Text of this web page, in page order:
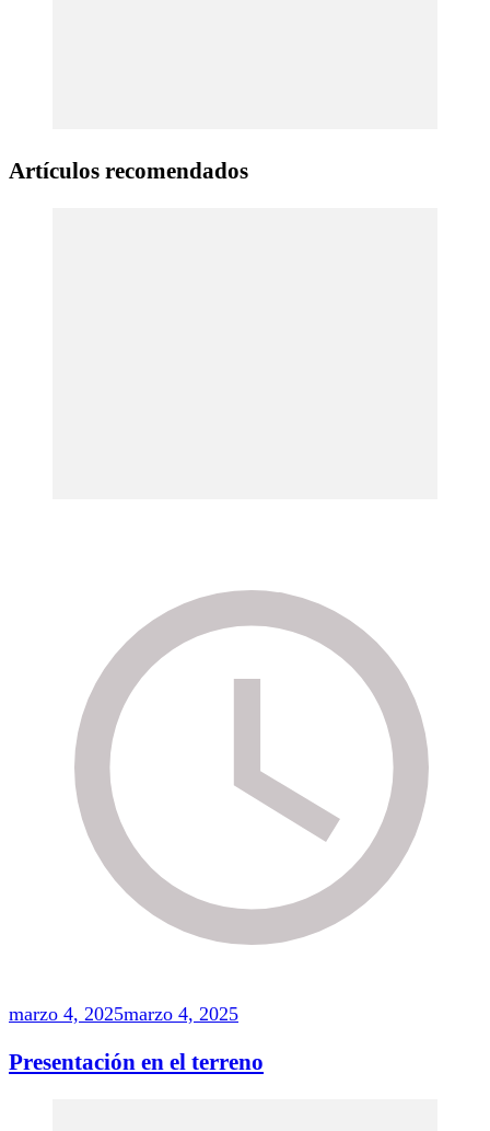
Artículos recomendados
marzo 4, 2025marzo 4, 2025
Presentación en el terreno